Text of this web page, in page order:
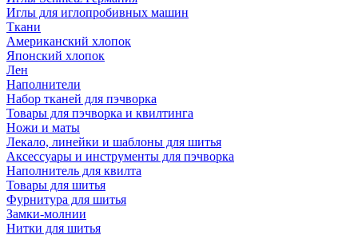
Иглы для иглопробивных машин
Ткани
Американский хлопок
Японский хлопок
Лен
Наполнители
Набор тканей для пэчворка
Товары для пэчворка и квилтинга
Ножи и маты
Лекало, линейки и шаблоны для шитья
Аксессуары и инструменты для пэчворка
Наполнитель для квилта
Товары для шитья
Фурнитура для шитья
Замки-молнии
Нитки для шитья